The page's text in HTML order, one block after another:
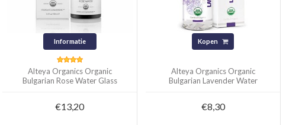
Informatie
Alteya Organics Organic
Bulgarian Rose Water Glass
€13,20
Kopen
Alteya Organics Organic
Bulgarian Lavender Water
€8,30